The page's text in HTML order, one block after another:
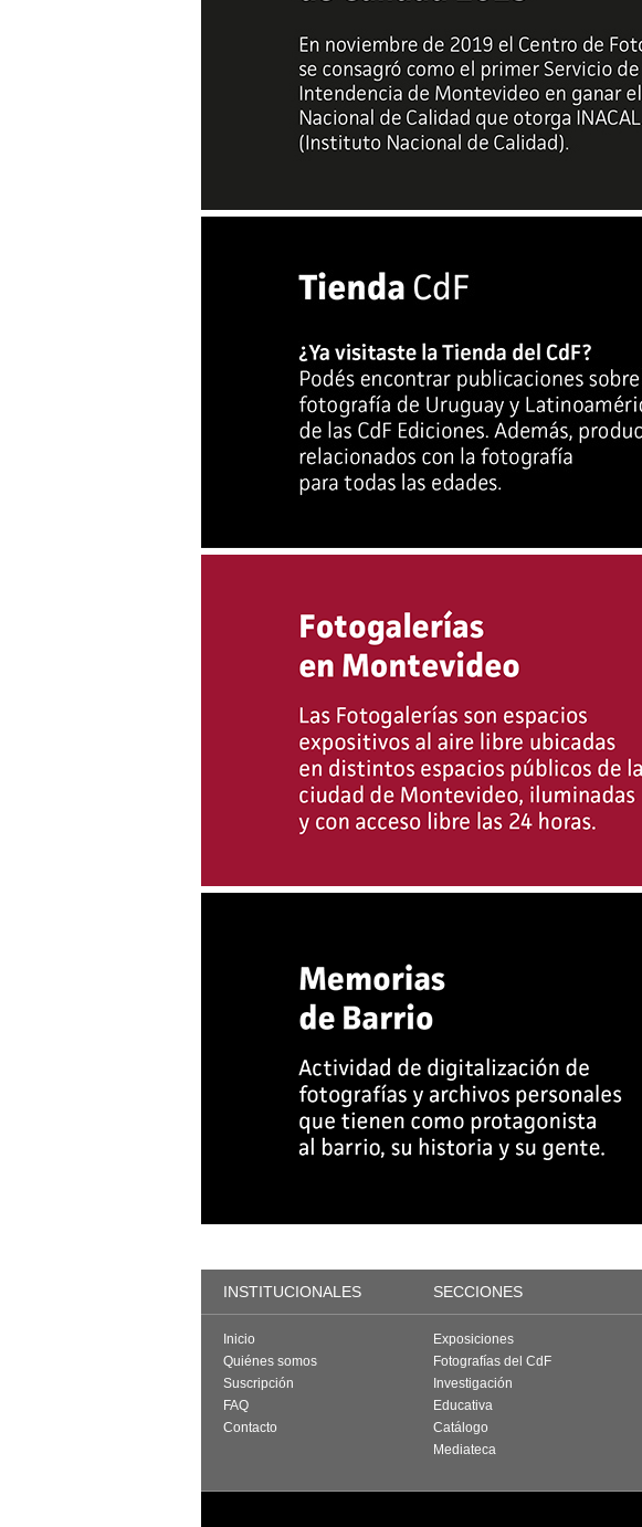
INSTITUCIONALES SECCIONES
Inicio
Quiénes somos
Suscripción
FAQ
Contacto
Exposiciones
Fotografías del CdF
Investigación
Educativa
Catálogo
Mediateca